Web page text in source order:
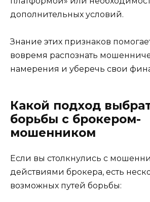
дополнительных условий.
Знание этих признаков
вовремя распознать
намерения и уберечь свои
Какой подход
борьбы с брокером-
мошенником
Если вы столкнулись с
действиями брокера, есть
возможных путей борьбы: